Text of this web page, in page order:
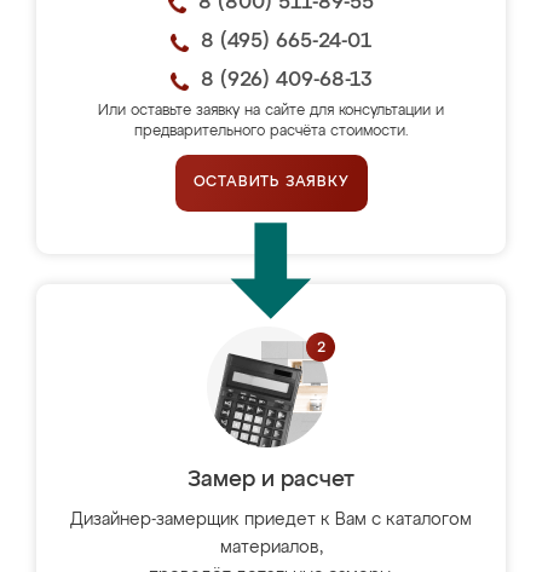
8 (495) 665-24-01
8 (926) 409-68-13
Или оставьте заявку на сайте для консультации и
предварительного расчёта стоимости.
ОСТАВИТЬ ЗАЯВКУ
Замер и расчет
Дизайнер-замерщик приедет к Вам с каталогом
материалов,